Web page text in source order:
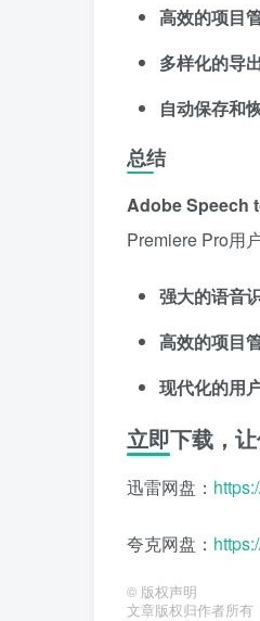
高效的项目
多样化的导
自动保存和
总结
Adobe Speech
Premiere Pro用
强大的语音
高效的项目
现代化的用
立即下载，
迅雷网盘：
夸克网盘：
© 版权声明
文章版权归作者所有